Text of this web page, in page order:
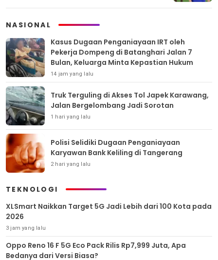
NASIONAL
Kasus Dugaan Penganiayaan IRT oleh
Pekerja Dompeng di Batanghari Jalan 7
Bulan, Keluarga Minta Kepastian Hukum
14 jam yang lalu
Truk Terguling di Akses Tol Japek Karawang,
Jalan Bergelombang Jadi Sorotan
1 hari yang lalu
Polisi Selidiki Dugaan Penganiayaan
Karyawan Bank Keliling di Tangerang
2 hari yang lalu
TEKNOLOGI
XLSmart Naikkan Target 5G Jadi Lebih dari 100 Kota pada
2026
3 jam yang lalu
Oppo Reno 16 F 5G Eco Pack Rilis Rp7,999 Juta, Apa
Bedanya dari Versi Biasa?